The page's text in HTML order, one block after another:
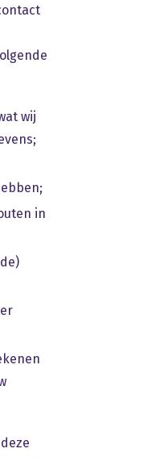
wij
in